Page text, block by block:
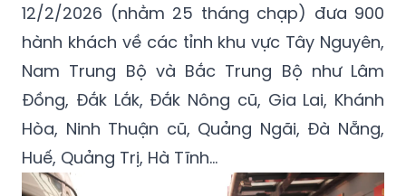
12/2/2026 (nhằm 25 tháng chạp) đưa 900
hành khách về các tỉnh khu vực Tây Nguyên,
Nam Trung Bộ và Bắc Trung Bộ như Lâm
Đồng, Đắk Lắk, Đắk Nông cũ, Gia Lai, Khánh
Hòa, Ninh Thuận cũ, Quảng Ngãi, Đà Nẵng,
Huế, Quảng Trị, Hà Tĩnh...